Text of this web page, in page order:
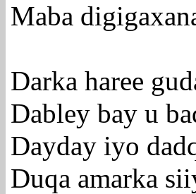
Maba
Darka haree
Dabley bay u
Dayday iyo
Duqa amarka